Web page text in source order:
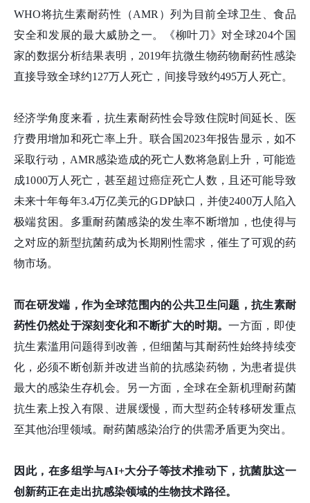
WHO将抗生素耐药性（AMR）列为目前全球卫生、食品
安全和发展的最大威胁之一。《柳叶刀》对全球204个国
家的数据分析结果表明，2019年抗微生物药物耐药性感染
直接导致全球约127万人死亡，间接导致约495万人死亡。
经济学角度来看，抗生素耐药性会导致住院时间延长、医
疗费用增加和死亡率上升。联合国 2023年报告显示，如不
采取行动，AMR感染造成的死亡人数将急剧上升，可能造
成1000万人死亡，甚至超过癌症死亡人数，且还可能导致
未来十年每年3.4万亿美元的GDP缺口，并使2400万人陷入
极端贫困。多重耐药菌感染的发生率不断增加，也使得与
之对应的新型抗菌药成为长期刚性需求，催生了可观的药
物市场。
而在研发端，作为全球范围内的公共卫生问题，抗生素耐
药性仍然处于深刻变化和不断扩大的时期。一方面，即使
抗生素滥用问题得到改善，但细菌与其耐药性始终持续变
化，必须不断创新并改进当前的抗感染药物，为患者提供
最大的感染生存机会。另一方面，全球在全新机理耐药菌
抗生素上投入有限、进展缓慢，而大型药企转移研发重点
至其他治理领域。耐药菌感染治疗的供需矛盾更为突出。
因此，在多组学与AI+大分子等技术推动下，抗菌肽这一
创新药正在走出抗感染领域的生物技术路径。